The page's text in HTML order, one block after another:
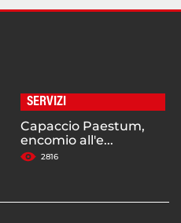
SERVIZI
Capaccio Paestum,
encomio all'e...
2816